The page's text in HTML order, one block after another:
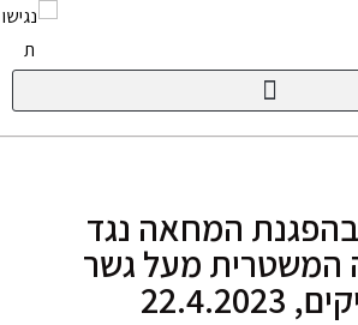
המחאה נגד
המשטרית מעל גשר